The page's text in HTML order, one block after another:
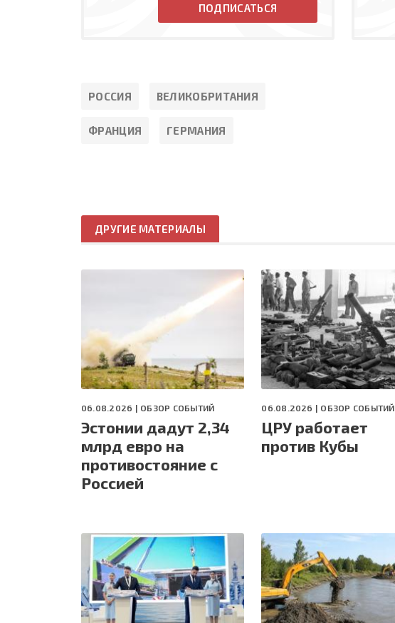
ПОДПИСАТЬСЯ
РОССИЯ ВЕЛИКОБРИТАНИЯ
ФРАНЦИЯ ГЕРМАНИЯ
ДРУГИЕ МАТЕРИАЛЫ
06.08.2026 | ОБЗОР СОБЫТИЙ
Эстонии дадут 2,34
млрд евро на
противостояние с
Россией
06.08.2026 | ОБЗОР СОБЫТИЙ
ЦРУ работает
против Кубы